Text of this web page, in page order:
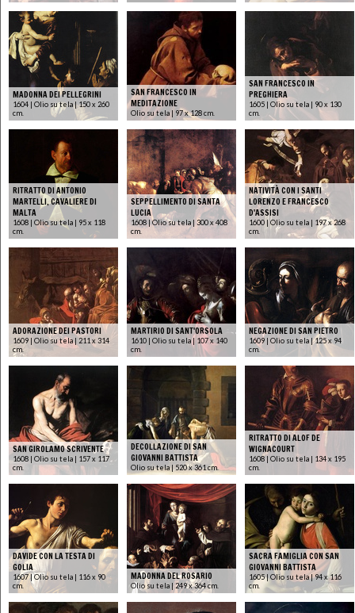
MADONNA DEI PELLEGRINI
1604 | Olio su tela | 150 x 260
cm.
SAN FRANCESCO IN
MEDITAZIONE
Olio su tela | 97 x 128 cm.
SAN FRANCESCO IN
PREGHIERA
1605 | Olio su tela | 90 x 130
cm.
RITRATTO DI ANTONIO
MARTELLI, CAVALIERE DI
MALTA
1608 | Olio su tela | 95 x 118
cm.
SEPPELLIMENTO DI SANTA
LUCIA
1608 | Olio su tela | 300 x 408
cm.
NATIVITÀ CON I SANTI
LORENZO E FRANCESCO
D'ASSISI
1600 | Olio su tela | 197 x 268
cm.
ADORAZIONE DEI PASTORI
1609 | Olio su tela | 211 x 314
cm.
MARTIRIO DI SANT'ORSOLA
1610 | Olio su tela | 107 x 140
cm.
NEGAZIONE DI SAN PIETRO
1609 | Olio su tela | 125 x 94
cm.
SAN GIROLAMO SCRIVENTE
1608 | Olio su tela | 157 x 117
cm.
DECOLLAZIONE DI SAN
GIOVANNI BATTISTA
Olio su tela | 520 x 361 cm.
RITRATTO DI ALOF DE
WIGNACOURT
1608 | Olio su tela | 134 x 195
cm.
DAVIDE CON LA TESTA DI
GOLIA
1607 | Olio su tela | 116 x 90
cm.
MADONNA DEL ROSARIO
Olio su tela | 249 x 364 cm.
SACRA FAMIGLIA CON SAN
GIOVANNI BATTISTA
1605 | Olio su tela | 94 x 116
cm.